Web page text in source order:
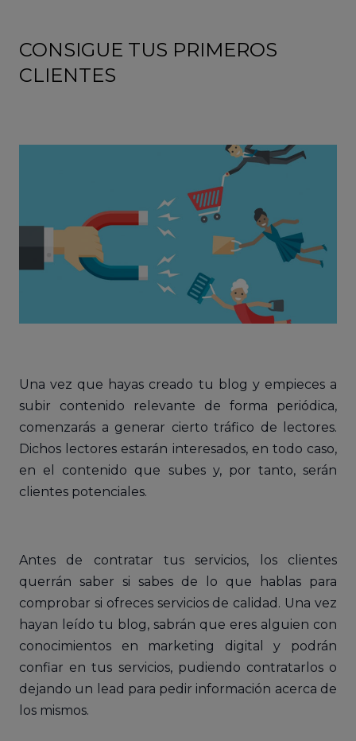
CONSIGUE TUS PRIMEROS
CLIENTES
Una vez que hayas creado tu blog y empieces a
subir contenido relevante de forma periódica,
comenzarás a generar cierto tráfico de lectores.
Dichos lectores estarán interesados, en todo caso,
en el contenido que subes y, por tanto, serán
clientes potenciales.
Antes de contratar tus servicios, los clientes
querrán saber si sabes de lo que hablas para
comprobar si ofreces servicios de calidad. Una vez
hayan leído tu blog, sabrán que eres alguien con
conocimientos en marketing digital y podrán
confiar en tus servicios, pudiendo contratarlos o
dejando un lead para pedir información acerca de
los mismos.